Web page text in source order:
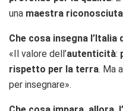
una maestra riconosciuta
Che cosa insegna l’Italia
«Il valore dell’autenticità:
rispetto per la terra. Ma
per insegnare».